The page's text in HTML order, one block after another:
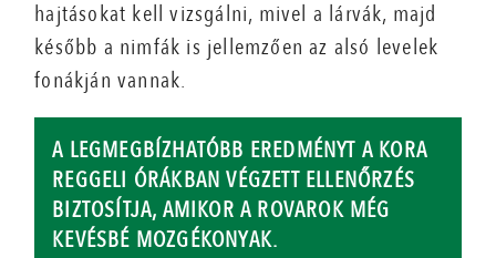
hajtásokat kell vizsgálni, mivel a lárvák, majd
később a nimfák is jellemzően az alsó levelek
fonákján vannak.
A LEGMEGBÍZHATÓBB EREDMÉNYT A KORA
REGGELI ÓRÁKBAN VÉGZETT ELLENŐRZÉS
BIZTOSÍTJA, AMIKOR A ROVAROK MÉG
KEVÉSBÉ MOZGÉKONYAK.